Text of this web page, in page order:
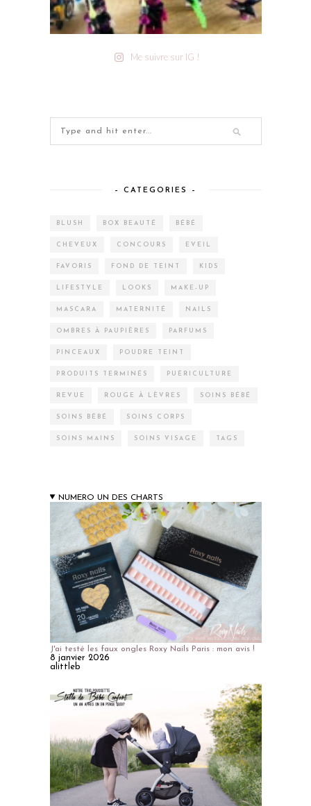
Me suivre sur IG !
– CATEGORIES –
BLUSH BOX BEAUTÉ BÉBÉ
CHEVEUX CONCOURS EVEIL
FAVORIS FOND DE TEINT KIDS
LIFESTYLE LOOKS MAKE-UP
MASCARA MATERNITÉ NAILS
OMBRES À PAUPIÈRES PARFUMS
PINCEAUX POUDRE TEINT
PRODUITS TERMINÉS PUÉRICULTURE
REVUE ROUGE À LÈVRES SOINS BÉBÉ
SOINS BÉBÉ SOINS CORPS
SOINS MAINS SOINS VISAGE TAGS
NUMERO UN DES CHARTS
J'ai testé les faux ongles Roxy Nails Paris : mon avis !
8 janvier 2026
alittleb